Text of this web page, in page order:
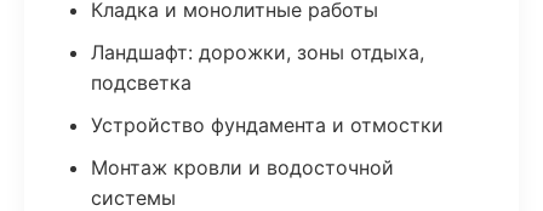
Кладка и монолитные работы
Ландшафт: дорожки, зоны отдыха,
подсветка
Устройство фундамента и отмостки
Монтаж кровли и водосточной
системы